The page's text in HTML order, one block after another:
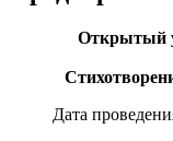
Открытый
Дата проведения: